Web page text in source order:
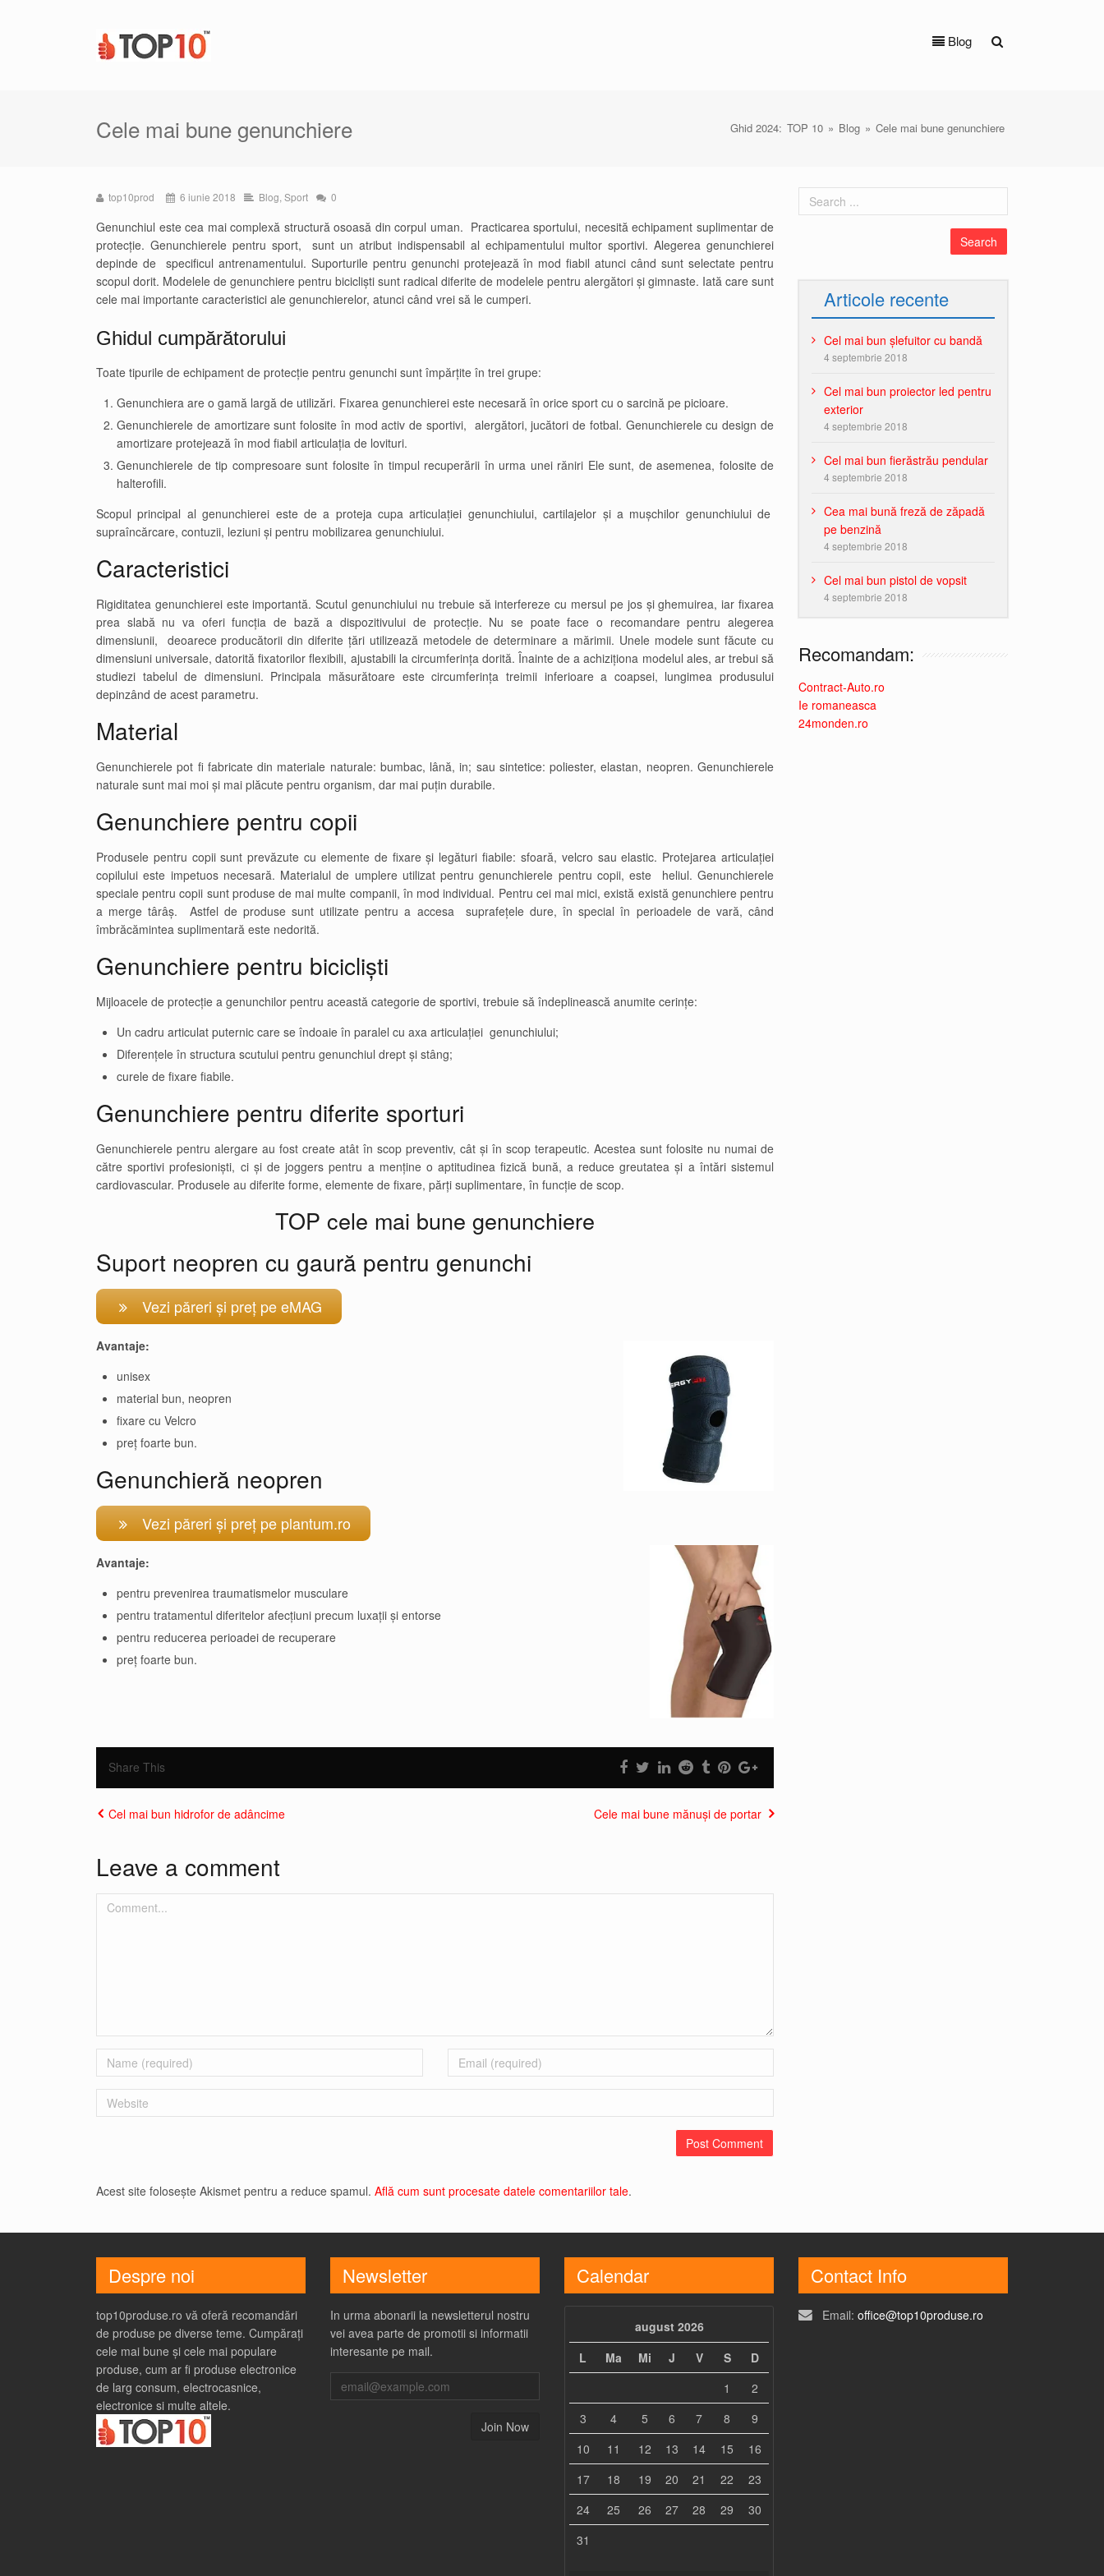
Blog
Cele mai bune genunchiere Ghid 2024: TOP 10 » Blog » Cele mai bune genunchiere
top10prod 6 iunie 2018 Blog, Sport 0
Genunchiul este cea mai complexă structură osoasă din corpul uman. Practicarea sportului, necesită echipament suplimentar de
protecție. Genunchierele pentru sport, sunt un atribut indispensabil al echipamentului multor sportivi. Alegerea genunchierei
depinde de specificul antrenamentului. Suporturile pentru genunchi protejează în mod fiabil atunci când sunt selectate pentru
scopul dorit. Modelele de genunchiere pentru bicicliști sunt radical diferite de modelele pentru alergători și gimnaste. Iată care sunt
cele mai importante caracteristici ale genunchierelor, atunci când vrei să le cumperi.
Ghidul cumpărătorului
Toate tipurile de echipament de protecție pentru genunchi sunt împărțite în trei grupe:
Genunchiera are o gamă largă de utilizări. Fixarea genunchierei este necesară în orice sport cu o sarcină pe picioare.
Genunchierele de amortizare sunt folosite în mod activ de sportivi, alergători, jucători de fotbal. Genunchierele cu design de
amortizare protejează în mod fiabil articulația de lovituri.
Genunchierele de tip compresoare sunt folosite în timpul recuperării în urma unei răniri Ele sunt, de asemenea, folosite de
halterofili.
Scopul principal al genunchierei este de a proteja cupa articulației genunchiului, cartilajelor și a mușchilor genunchiului de
supraîncărcare, contuzii, leziuni și pentru mobilizarea genunchiului.
Caracteristici
Rigiditatea genunchierei este importantă. Scutul genunchiului nu trebuie să interfereze cu mersul pe jos și ghemuirea, iar fixarea
prea slabă nu va oferi funcția de bază a dispozitivului de protecție. Nu se poate face o recomandare pentru alegerea
dimensiunii, deoarece producătorii din diferite țări utilizează metodele de determinare a mărimii. Unele modele sunt făcute cu
dimensiuni universale, datorită fixatorilor flexibili, ajustabili la circumferința dorită. Înainte de a achiziționa modelul ales, ar trebui să
studiezi tabelul de dimensiuni. Principala măsurătoare este circumferința treimii inferioare a coapsei, lungimea produsului
depinzând de acest parametru.
Material
Genunchierele pot fi fabricate din materiale naturale: bumbac, lână, in; sau sintetice: poliester, elastan, neopren. Genunchierele
naturale sunt mai moi și mai plăcute pentru organism, dar mai puțin durabile.
Genunchiere pentru copii
Produsele pentru copii sunt prevăzute cu elemente de fixare și legături fiabile: sfoară, velcro sau elastic. Protejarea articulației
copilului este impetuos necesară. Materialul de umplere utilizat pentru genunchierele pentru copii, este heliul. Genunchierele
speciale pentru copii sunt produse de mai multe companii, în mod individual. Pentru cei mai mici, există există genunchiere pentru
a merge târâș. Astfel de produse sunt utilizate pentru a accesa suprafețele dure, în special în perioadele de vară, când
îmbrăcămintea suplimentară este nedorită.
Genunchiere pentru bicicliști
Mijloacele de protecție a genunchilor pentru această categorie de sportivi, trebuie să îndeplinească anumite cerințe:
Un cadru articulat puternic care se îndoaie în paralel cu axa articulației genunchiului;
Diferențele în structura scutului pentru genunchiul drept și stâng;
curele de fixare fiabile.
Genunchiere pentru diferite sporturi
Genunchierele pentru alergare au fost create atât în scop preventiv, cât și în scop terapeutic. Acestea sunt folosite nu numai de
către sportivi profesioniști, ci și de joggers pentru a menține o aptitudinea fizică bună, a reduce greutatea și a întări sistemul
cardiovascular. Produsele au diferite forme, elemente de fixare, părți suplimentare, în funcție de scop.
TOP cele mai bune genunchiere
Suport neopren cu gaură pentru genunchi
Vezi păreri și preț pe eMAG
Avantaje:
unisex
material bun, neopren
fixare cu Velcro
preț foarte bun.
Genunchieră neopren
Vezi păreri și preț pe plantum.ro
Avantaje:
pentru prevenirea traumatismelor musculare
pentru tratamentul diferitelor afecţiuni precum luxaţii şi entorse
pentru reducerea perioadei de recuperare
preț foarte bun.
Share This
Cel mai bun hidrofor de adâncime Cele mai bune mănuși de portar
Leave a comment
Comment...
Name Email
Website
Acest site folosește Akismet pentru a reduce spamul. Află cum sunt procesate datele comentariilor tale.
Articole recente
Cel mai bun șlefuitor cu bandă
4 septembrie 2018
Cel mai bun proiector led pentru
exterior
4 septembrie 2018
Cel mai bun fierăstrău pendular
4 septembrie 2018
Cea mai bună freză de zăpadă
pe benzină
4 septembrie 2018
Cel mai bun pistol de vopsit
4 septembrie 2018
Recomandam:
Contract-Auto.ro
Ie romaneasca
24monden.ro
Despre noi
top10produse.ro vă oferă recomandări
de produse pe diverse teme. Cumpărați
cele mai bune și cele mai populare
produse, cum ar fi produse electronice
de larg consum, electrocasnice,
electronice si multe altele.
Newsletter
In urma abonarii la newsletterul nostru
vei avea parte de promotii si informatii
interesante pe mail.
Calendar
august 2026
L
Ma Mi J V S
D
1
2
3
4 5 6 7 8
9
10
11 12 13 14 15
16
17
18 19 20 21 22
23
24
25 26 27 28 29
30
31
Contact Info
Email: office@top10produse.ro